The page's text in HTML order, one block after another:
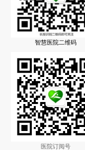
智慧医院二维码
医院订阅号